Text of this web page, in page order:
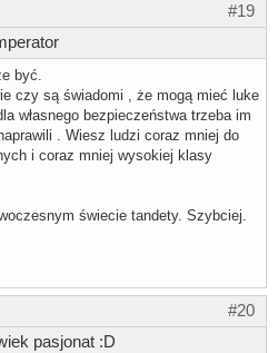
#19
być.
czy są świadomi , że mogą mieć luke
własnego bezpieczeństwa trzeba im
. Wiesz ludzi coraz mniej do
i coraz mniej wysokiej klasy
świecie tandety. Szybciej.
#20
pasjonat :D